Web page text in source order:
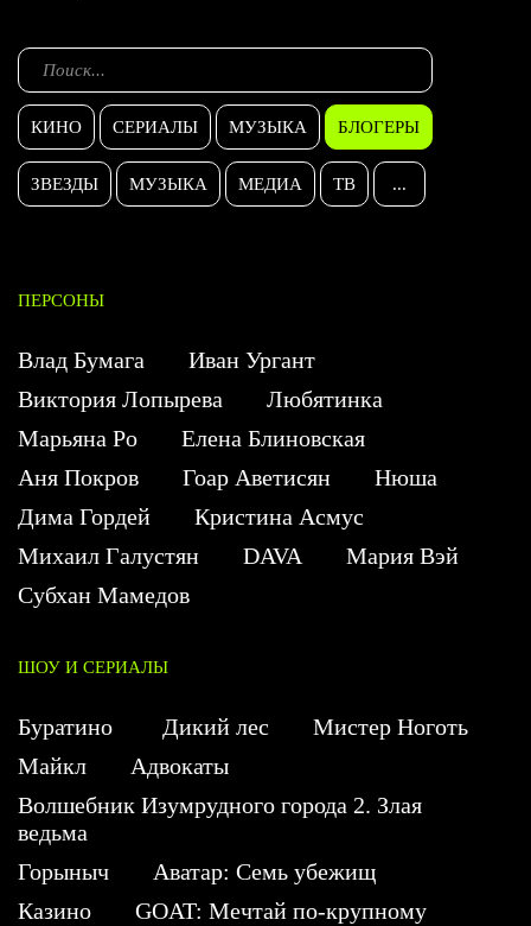
КИНО СЕРИАЛЫ МУЗЫКА БЛОГЕРЫ
ЗВЕЗДЫ МУЗЫКА МЕДИА ТВ ...
ПЕРСОНЫ
Влад Бумага
Иван Ургант
Виктория Лопырева
Любятинка
Марьяна Ро
Елена Блиновская
Аня Покров
Гоар Аветисян
Нюша
Дима Гордей
Кристина Асмус
Михаил Галустян
DAVA
Мария Вэй
Субхан Мамедов
ШОУ И СЕРИАЛЫ
Буратино Дикий лес
Мистер Ноготь
Майкл
Адвокаты
Волшебник Изумрудного города 2. Злая
ведьма
Горыныч
Аватар: Семь убежищ
Казино
GOAT: Мечтай по-крупному